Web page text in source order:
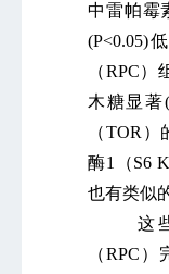
中雷帕霉
(P<0.05)
（RPC
木糖显著
（TOR
酶1（S6
也有类似
这些
（RPC